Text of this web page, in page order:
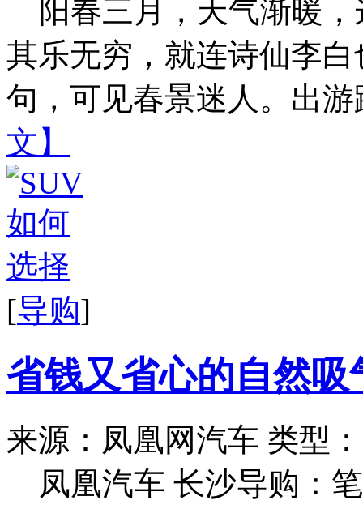
阳春三月，天气渐暖
其乐无穷，就连诗仙李
句，可见春景迷人。出
文】
[导购]
省钱又省心的自然
来源：凤凰网汽车 类型
凤凰汽车 长沙导购：